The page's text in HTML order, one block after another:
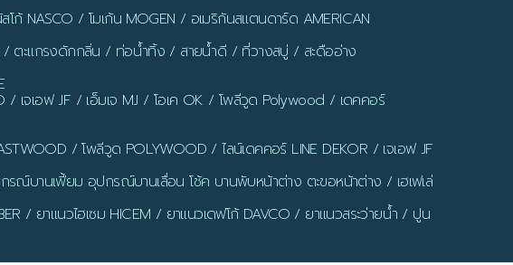
NASCO / โมเก้น MOGEN / อเมริกันสแตนดาร์ด AMERICAN
/ ตะแกรงดักกลิ่น / ท่อน้ำทิ้ง / สายน้ำดี / ที่วางสบู่ / สะดืออ่าง
/ เจเอฟ JF / เอ็มเจ MJ / โอเค OK / โพลีวูด Polywood / เดคคอร์
/ โพลีวูด POLYWOOD / ไลน์เดคคอร์ LINE DEKOR / เจเอฟ JF
บานเฟี้ยม อุปกรณ์บานเลื่อน โช้ค บานพับหน้าต่าง ตะขอหน้าต่าง / เฮเฟเล่
/ ยาแนวไฮเซม HICEM / ยาแนวเดฟโก้ DAVCO / ยาแนวสระว่ายน้ำ / ปูน